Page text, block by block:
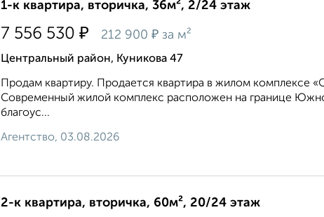
1-к квартира, вторичка, 36м², 2/24 этаж
7 556 530 ₽ 212 900 ₽ за м²
Центральный район, Куникова 47
Продам квартиру. Продается квартира в жилом комплексе
Современный жилой комплекс расположен на границе
благоус...
Агентство, 03.08.2026
2-к квартира, вторичка, 60м², 20/24 этаж